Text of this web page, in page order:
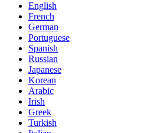
English
French
German
Portuguese
Spanish
Russian
Japanese
Korean
Arabic
Irish
Greek
Turkish